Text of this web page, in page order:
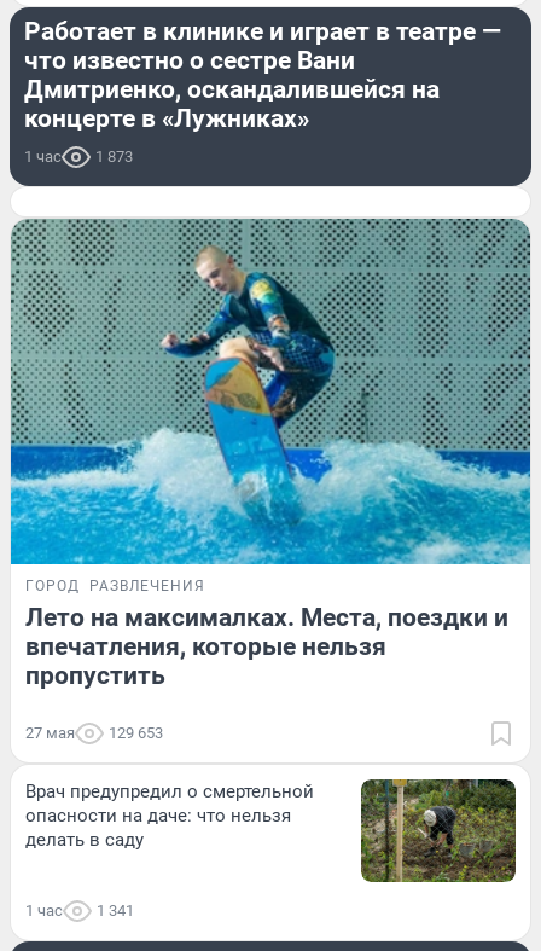
Работает в клинике и играет в театре —
что известно о сестре Вани
Дмитриенко, оскандалившейся на
концерте в «Лужниках»
1 час 1 873
ГОРОД РАЗВЛЕЧЕНИЯ
Лето на максималках. Места, поездки и
впечатления, которые нельзя
пропустить
27 мая 129 653
Врач предупредил о смертельной
опасности на даче: что нельзя
делать в саду
1 час 1 341